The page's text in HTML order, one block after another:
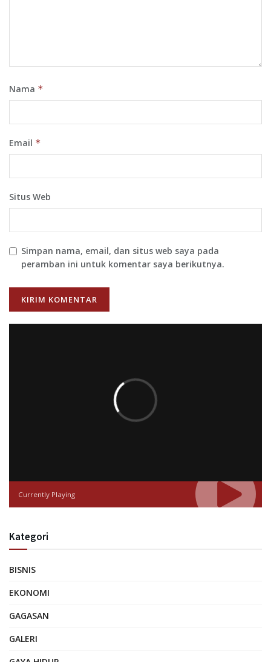
Nama *
Email *
Situs Web
Simpan nama, email, dan situs web saya pada
peramban ini untuk komentar saya berikutnya.
Currently Playing
Kategori
BISNIS
EKONOMI
GAGASAN
GALERI